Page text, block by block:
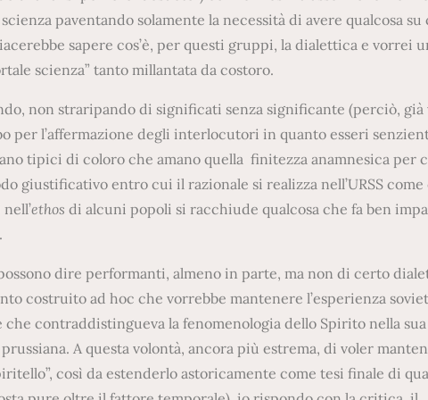
paventando solamente la necessità di avere qualcosa su
sapere cos’è, per questi gruppi, la dialettica e vorrei
scienza” tanto millantata da costoro.
non straripando di significati senza significante (perciò, già
per l’affermazione degli interlocutori in quanto esseri
tipici di coloro che amano quella finitezza anamnesica per
giustificativo entro cui il razionale si realizza nell’URSS
ethos di alcuni popoli si racchiude qualcosa che fa ben
dire performanti, almeno in parte, ma non di certo
costruito ad hoc che vorrebbe mantenere l’esperienza
che contraddistingueva la fenomenologia dello Spirito nella sua
A questa volontà, ancora più estrema, di voler
così da estenderlo astoricamente come tesi finale di